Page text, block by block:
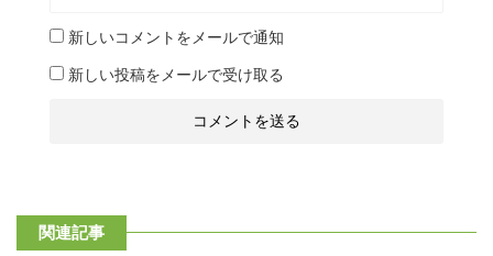
新しいコメントをメールで通知
新しい投稿をメールで受け取る
関連記事